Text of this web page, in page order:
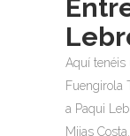
Aquí tenéis
Fuengirola
a Paqui
Mijas